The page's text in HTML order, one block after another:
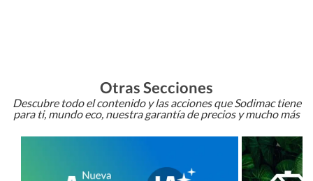
Otras Secciones
Descubre todo el contenido y las acciones que Sodimac tiene
para ti, mundo eco, nuestra garantía de precios y mucho más